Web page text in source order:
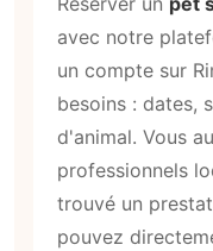
avec notre
un compte sur
besoins : dates,
d'animal. Vous
professionnels
trouvé un
pouvez